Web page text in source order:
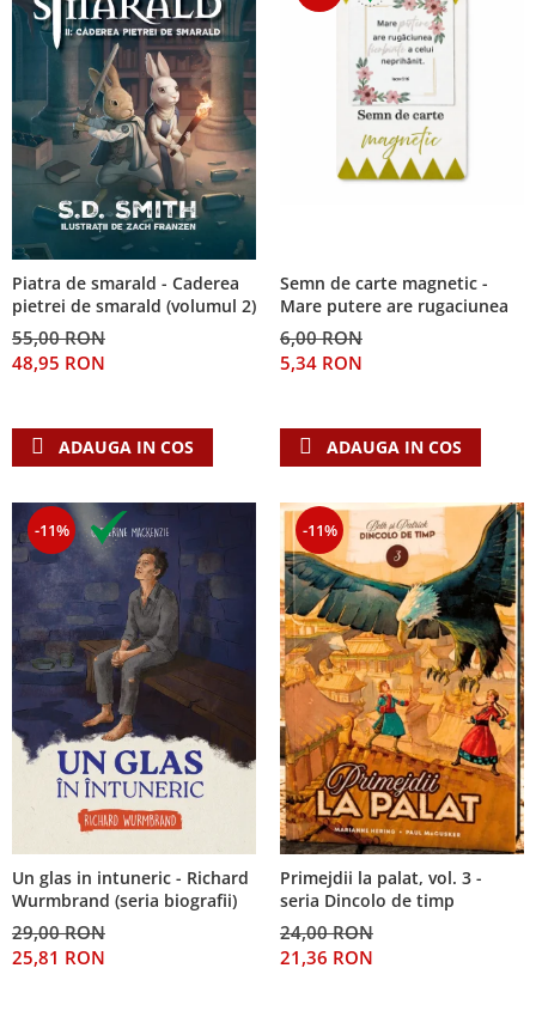
Piatra de smarald - Caderea
pietrei de smarald (volumul 2)
55,00 RON
48,95 RON
ADAUGA IN COS
Semn de carte magnetic -
Mare putere are rugaciunea
6,00 RON
5,34 RON
ADAUGA IN COS
-11%
Un glas in intuneric - Richard
Wurmbrand (seria biografii)
29,00 RON
25,81 RON
-11%
Primejdii la palat, vol. 3 -
seria Dincolo de timp
24,00 RON
21,36 RON